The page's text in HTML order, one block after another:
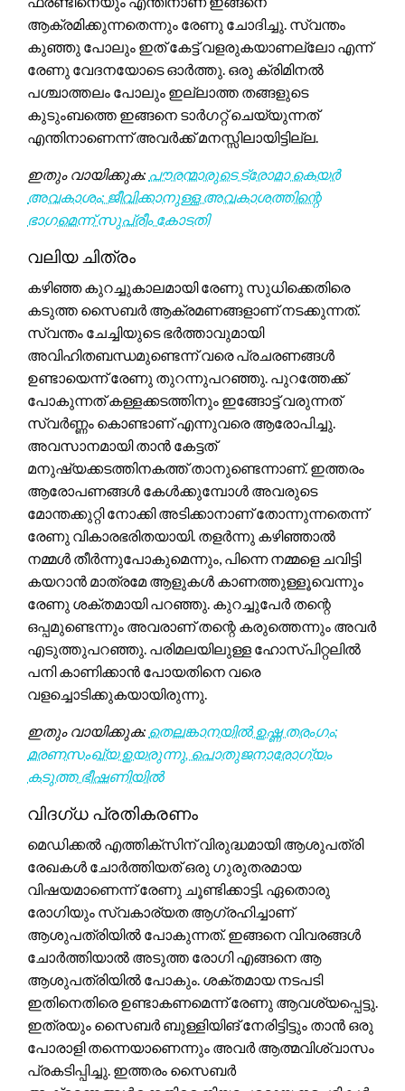
ആക്രമിക്കുന്നതെന്നും രേണു ചോദിച്ചു. സ്വന്തം
കുഞ്ഞു പോലും ഇത് കേട്ട് വളരുകയാണല്ലോ എന്ന്
രേണു വേദനയോടെ ഓർത്തു. ഒരു ക്രിമിനൽ
പശ്ചാത്തലം പോലും ഇല്ലാത്ത തങ്ങളുടെ
കുടുംബത്തെ ഇങ്ങനെ ടാർഗറ്റ് ചെയ്യുന്നത്
എന്തിനാണെന്ന് അവർക്ക് മനസ്സിലായിട്ടില്ല.
ഇതും വായിക്കുക: പൗരന്മാരുടെ ട്രോമാ കെയർ
അവകാശം: ജീവിക്കാനുള്ള അവകാശത്തിന്റെ
ഭാഗമെന്ന് സുപ്രീം കോടതി
വലിയ ചിത്രം
കഴിഞ്ഞ കുറച്ചുകാലമായി രേണു സുധിക്കെതിരെ
കടുത്ത സൈബർ ആക്രമണങ്ങളാണ് നടക്കുന്നത്.
സ്വന്തം ചേച്ചിയുടെ ഭർത്താവുമായി
അവിഹിതബന്ധമുണ്ടെന്ന് വരെ പ്രചരണങ്ങൾ
ഉണ്ടായെന്ന് രേണു തുറന്നുപറഞ്ഞു. പുറത്തേക്ക്
പോകുന്നത് കള്ളക്കടത്തിനും ഇങ്ങോട്ട് വരുന്നത്
സ്വർണ്ണം കൊണ്ടാണ് എന്നുവരെ ആരോപിച്ചു.
അവസാനമായി താൻ കേട്ടത്
മനുഷ്യക്കടത്തിനകത്ത് താനുണ്ടെന്നാണ്. ഇത്തരം
ആരോപണങ്ങൾ കേൾക്കുമ്പോൾ അവരുടെ
മോന്തക്കുറ്റി നോക്കി അടിക്കാനാണ് തോന്നുന്നതെന്ന്
രേണു വികാരഭരിതയായി. തളർന്നു കഴിഞ്ഞാൽ
നമ്മൾ തീർന്നുപോകുമെന്നും, പിന്നെ നമ്മളെ ചവിട്ടി
കയറാൻ മാത്രമേ ആളുകൾ കാണത്തുള്ളൂവെന്നും
രേണു ശക്തമായി പറഞ്ഞു. കുറച്ചുപേർ തന്റെ
ഒപ്പമുണ്ടെന്നും അവരാണ് തന്റെ കരുത്തെന്നും അവർ
എടുത്തുപറഞ്ഞു. പരിമലയിലുള്ള ഹോസ്പിറ്റലിൽ
പനി കാണിക്കാൻ പോയതിനെ വരെ
വളച്ചൊടിക്കുകയായിരുന്നു.
ഇതും വായിക്കുക: തെലങ്കാനയിൽ ഉഷ്ണ തരംഗം:
മരണസംഖ്യ ഉയരുന്നു, പൊതുജനാരോഗ്യം
കടുത്ത ഭീഷണിയിൽ
വിദഗ്ധ പ്രതികരണം
മെഡിക്കൽ എത്തിക്സിന് വിരുദ്ധമായി ആശുപത്രി
രേഖകൾ ചോർത്തിയത് ഒരു ഗുരുതരമായ
വിഷയമാണെന്ന് രേണു ചൂണ്ടിക്കാട്ടി. ഏതൊരു
രോഗിയും സ്വകാര്യത ആഗ്രഹിച്ചാണ്
ആശുപത്രിയിൽ പോകുന്നത്. ഇങ്ങനെ വിവരങ്ങൾ
ചോർത്തിയാൽ അടുത്ത രോഗി എങ്ങനെ ആ
ആശുപത്രിയിൽ പോകും. ശക്തമായ നടപടി
ഇതിനെതിരെ ഉണ്ടാകണമെന്ന് രേണു ആവശ്യപ്പെട്ടു.
ഇത്രയും സൈബർ ബുള്ളിയിങ് നേരിട്ടിട്ടും താൻ ഒരു
പോരാളി തന്നെയാണെന്നും അവർ ആത്മവിശ്വാസം
പ്രകടിപ്പിച്ചു. ഇത്തരം സൈബർ